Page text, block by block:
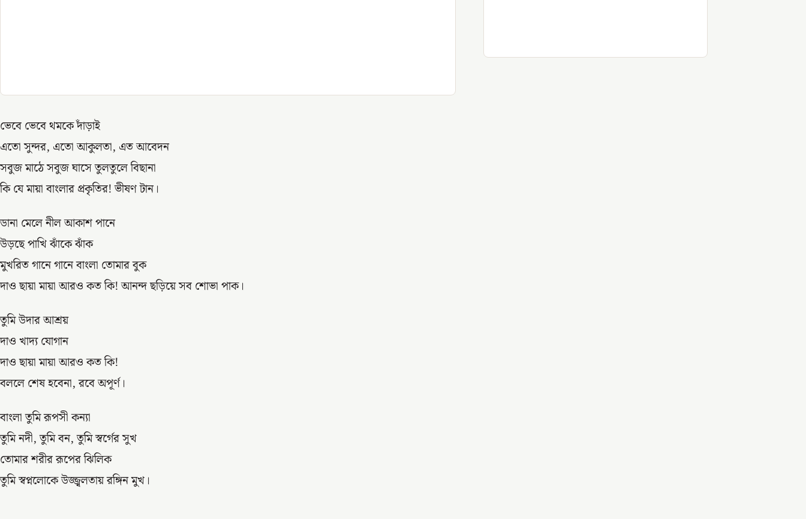
ভেবে ভেবে থমকে দাঁড়াই
এতো সুন্দর, এতো আকুলতা, এত আবেদন
সবুজ মাঠে সবুজ ঘাসে তুলতুলে বিছানা
কি যে মায়া বাংলার প্রকৃতির! ভীষণ টান।
ডানা মেলে নীল আকাশ পানে
উড়ছে পাখি ঝাঁকে ঝাঁক
মুখরিত গানে গানে বাংলা তোমার বুক
দাও ছায়া মায়া আরও কত কি! আনন্দ ছড়িয়ে সব শোভা পাক।
তুমি উদার আশ্রয়
দাও খাদ্য যোগান
দাও ছায়া মায়া আরও কত কি!
বললে শেষ হবেনা, রবে অপূর্ণ।
বাংলা তুমি রূপসী কন্যা
তুমি নদী, তুমি বন, তুমি স্বর্গের সুখ
তোমার শরীর রূপের ঝিলিক
তুমি স্বপ্নলোকে উজ্জ্বলতায় রঙ্গিন মুখ।